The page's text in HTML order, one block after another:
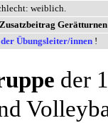
weiblich.
Übungsleiter/innen !
der